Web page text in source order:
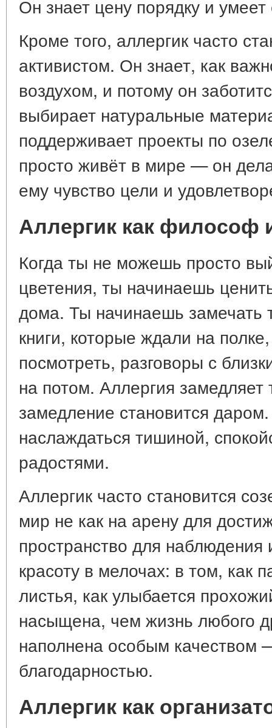
Он знает цену порядку и
Кроме того, аллергик часто
активистом. Он знает, как
воздухом, и потому он
выбирает натуральные
поддерживает проекты по
просто живёт в мире — он
ему чувство цели и
Аллергик как философ
Когда ты не можешь просто
цветения, ты начинаешь
дома. Ты начинаешь замечать
книги, которые ждали на
посмотреть, разговоры с
на потом. Аллергия замедляет
замедление становится
наслаждаться тишиной,
радостями.
Аллергик часто становится
мир не как на арену для
пространство для
красоту в мелочах: в том, как
листья, как улыбается
насыщена, чем жизнь любого
наполнена особым качеством
благодарностью.
Аллергик как